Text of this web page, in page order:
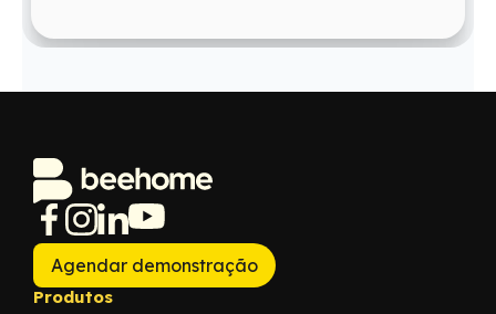
Agendar demonstração
Produtos